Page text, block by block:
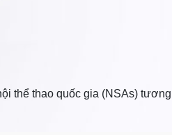
thể thao quốc gia (NSAs)